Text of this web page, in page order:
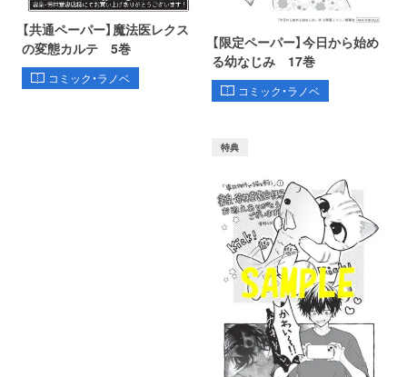
【限定ペーパー】今日から始め
る幼なじみ 17巻
コミック・ラノベ
【共通ペーパー】魔法医レクス
の変態カルテ 5巻
コミック・ラノベ
特典